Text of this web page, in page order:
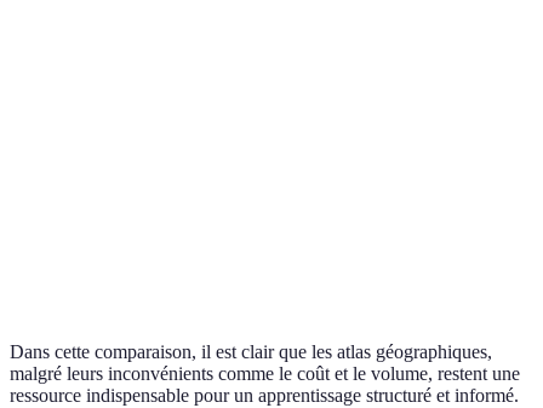
Dans cette comparaison, il est clair que les atlas géographiques,
malgré leurs inconvénients comme le coût et le volume, restent une
ressource indispensable pour un apprentissage structuré et informé.